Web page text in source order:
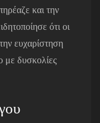
και την
ότι οι
ευχαρίστηση
με δυσκολίες